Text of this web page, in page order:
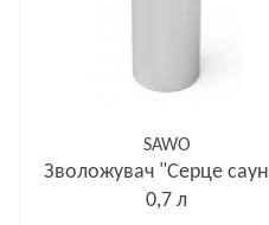
SAWO
Зволожувач "Серце
0,7 л